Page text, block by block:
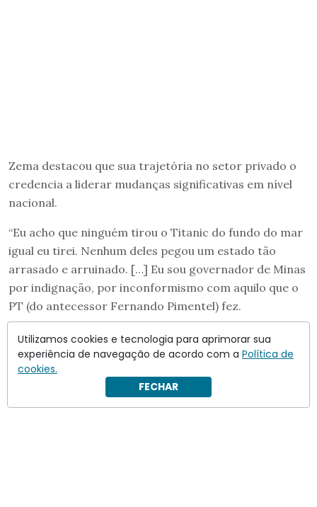
Zema destacou que sua trajetória no setor privado o
credencia a liderar mudanças significativas em nível
nacional.
“Eu acho que ninguém tirou o Titanic do fundo do mar
igual eu tirei. Nenhum deles pegou um estado tão
arrasado e arruinado. […] Eu sou governador de Minas
por indignação, por inconformismo com aquilo que o
PT (do antecessor Fernando Pimentel) fez.
Utilizamos cookies e tecnologia para aprimorar sua
experiência de navegação de acordo com a Política de
cookies.
FECHAR